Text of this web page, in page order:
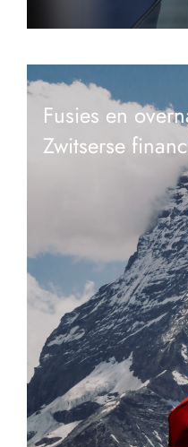
Fusies en
Zwitserse